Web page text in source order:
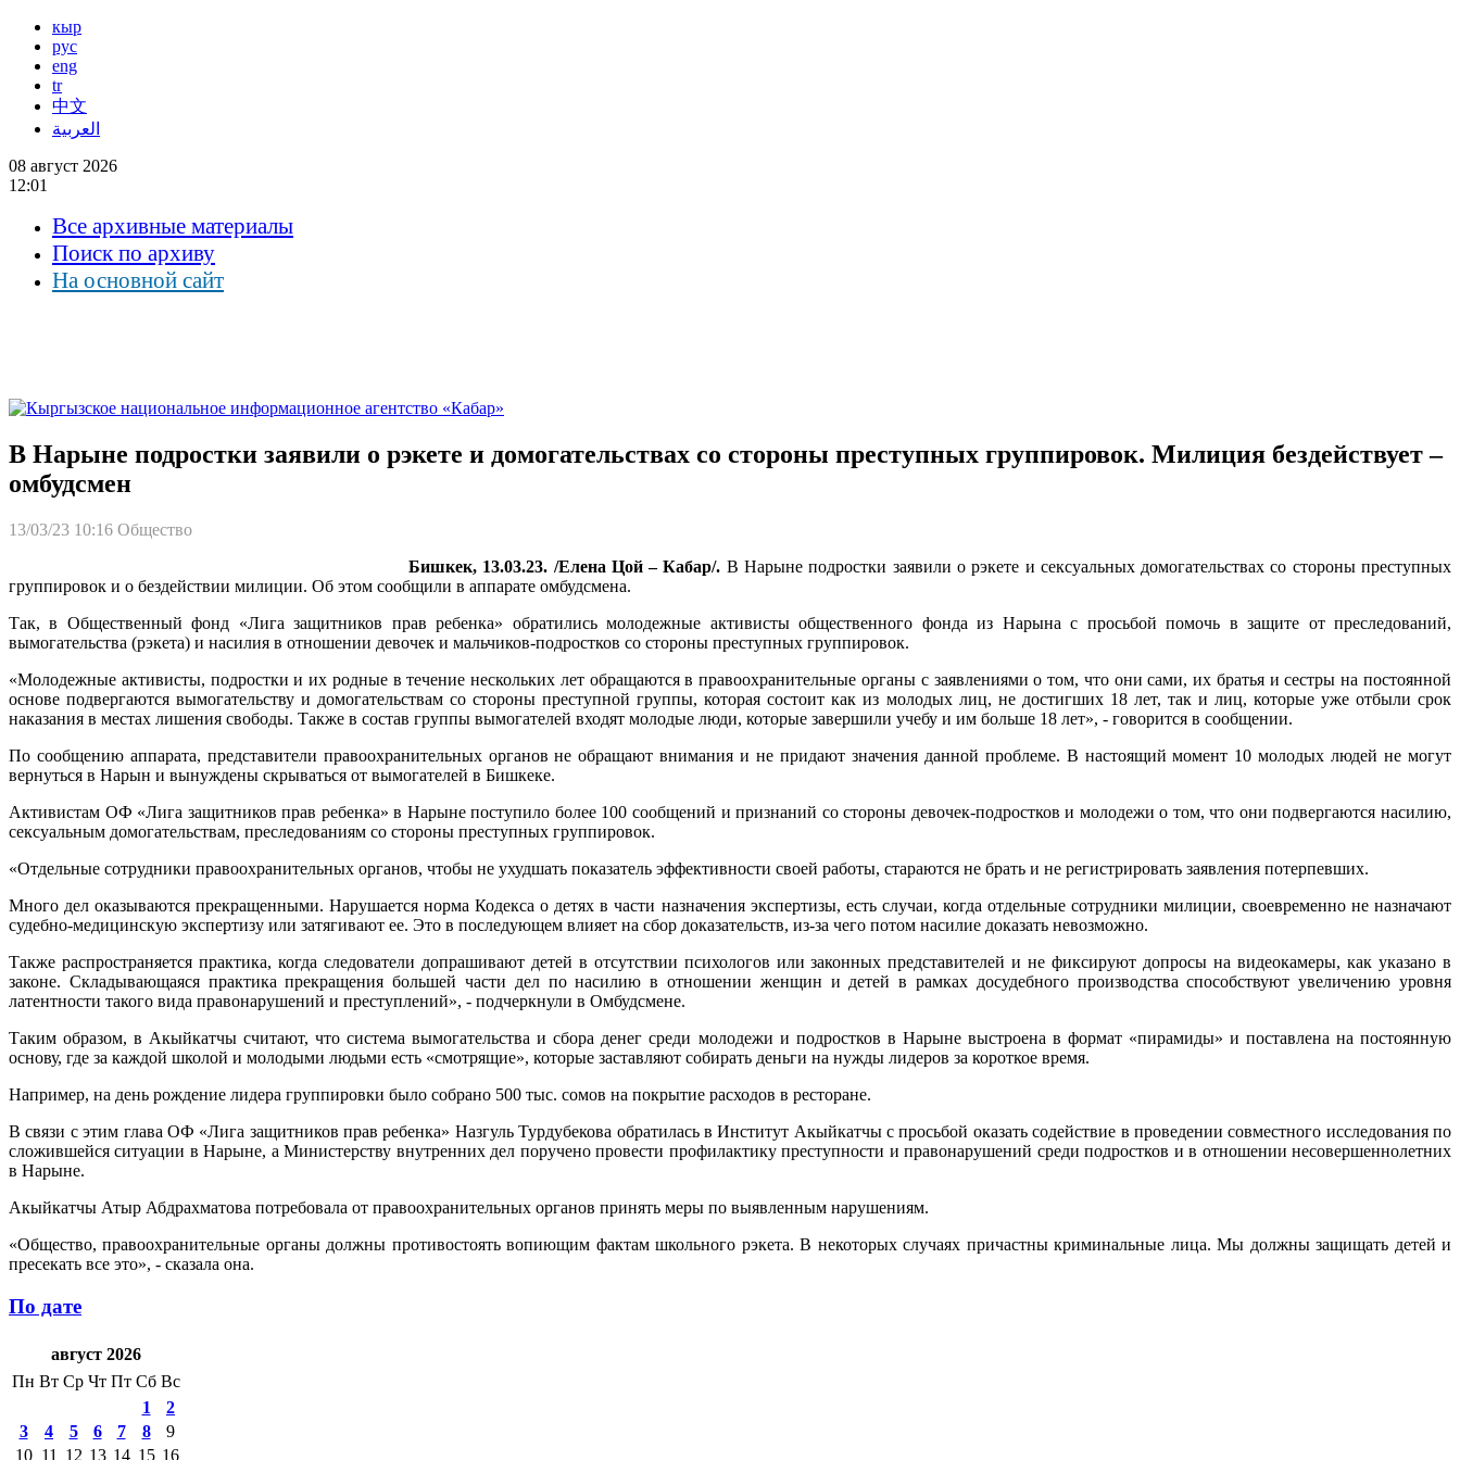
кыр
рус
eng
tr
中文
العربية
08 август 2026
12:01
Все архивные материалы
Поиск по архиву
На основной сайт
В Нарыне подростки заявили о рэкете и домогательствах со стороны преступных группировок. Милиция бездействует –
омбудсмен
13/03/23 10:16 Общество
Бишкек, 13.03.23. /Елена Цой – Кабар/. В Нарыне подростки заявили о рэкете и сексуальных домогательствах со стороны преступных
группировок и о бездействии милиции. Об этом сообщили в аппарате омбудсмена.
Так, в Общественный фонд «Лига защитников прав ребенка» обратились молодежные активисты общественного фонда из Нарына с просьбой помочь в защите от преследований,
вымогательства (рэкета) и насилия в отношении девочек и мальчиков-подростков со стороны преступных группировок.
«Молодежные активисты, подростки и их родные в течение нескольких лет обращаются в правоохранительные органы с заявлениями о том, что они сами, их братья и сестры на постоянной
основе подвергаются вымогательству и домогательствам со стороны преступной группы, которая состоит как из молодых лиц, не достигших 18 лет, так и лиц, которые уже отбыли срок
наказания в местах лишения свободы. Также в состав группы вымогателей входят молодые люди, которые завершили учебу и им больше 18 лет», - говорится в сообщении.
По сообщению аппарата, представители правоохранительных органов не обращают внимания и не придают значения данной проблеме. В настоящий момент 10 молодых людей не могут
вернуться в Нарын и вынуждены скрываться от вымогателей в Бишкеке.
Активистам ОФ «Лига защитников прав ребенка» в Нарыне поступило более 100 сообщений и признаний со стороны девочек-подростков и молодежи о том, что они подвергаются насилию,
сексуальным домогательствам, преследованиям со стороны преступных группировок.
«Отдельные сотрудники правоохранительных органов, чтобы не ухудшать показатель эффективности своей работы, стараются не брать и не регистрировать заявления потерпевших.
Много дел оказываются прекращенными. Нарушается норма Кодекса о детях в части назначения экспертизы, есть случаи, когда отдельные сотрудники милиции, своевременно не назначают
судебно-медицинскую экспертизу или затягивают ее. Это в последующем влияет на сбор доказательств, из-за чего потом насилие доказать невозможно.
Также распространяется практика, когда следователи допрашивают детей в отсутствии психологов или законных представителей и не фиксируют допросы на видеокамеры, как указано в
законе. Складывающаяся практика прекращения большей части дел по насилию в отношении женщин и детей в рамках досудебного производства способствуют увеличению уровня
латентности такого вида правонарушений и преступлений», - подчеркнули в Омбудсмене.
Таким образом, в Акыйкатчы считают, что система вымогательства и сбора денег среди молодежи и подростков в Нарыне выстроена в формат «пирамиды» и поставлена на постоянную
основу, где за каждой школой и молодыми людьми есть «смотрящие», которые заставляют собирать деньги на нужды лидеров за короткое время.
Например, на день рождение лидера группировки было собрано 500 тыс. сомов на покрытие расходов в ресторане.
В связи с этим глава ОФ «Лига защитников прав ребенка» Назгуль Турдубекова обратилась в Институт Акыйкатчы с просьбой оказать содействие в проведении совместного исследования по
сложившейся ситуации в Нарыне, а Министерству внутренних дел поручено провести профилактику преступности и правонарушений среди подростков и в отношении несовершеннолетних
в Нарыне.
Акыйкатчы Атыр Абдрахматова потребовала от правоохранительных органов принять меры по выявленным нарушениям.
«Общество, правоохранительные органы должны противостоять вопиющим фактам школьного рэкета. В некоторых случаях причастны криминальные лица. Мы должны защищать детей и
пресекать все это», - сказала она.
По дате
август 2026
Пн Вт Ср Чт Пт Сб Вс
1
2
3
4 5 6 7 8
9
10 11 12 13 14 15 16